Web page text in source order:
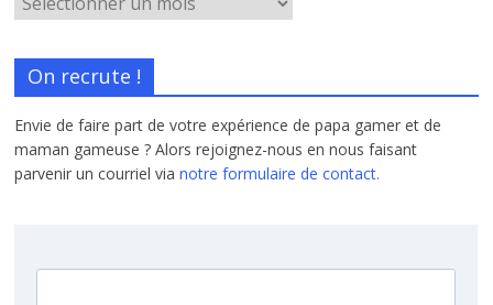
On recrute !
Envie de faire part de votre expérience de papa gamer et de
maman gameuse ? Alors rejoignez-nous en nous faisant
parvenir un courriel vianotre formulaire de contact.